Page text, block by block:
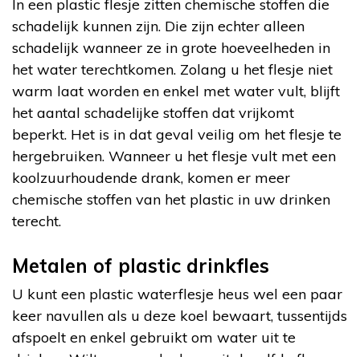
In een plastic flesje zitten chemische stoffen die
schadelijk kunnen zijn. Die zijn echter alleen
schadelijk wanneer ze in grote hoeveelheden in
het water terechtkomen. Zolang u het flesje niet
warm laat worden en enkel met water vult, blijft
het aantal schadelijke stoffen dat vrijkomt
beperkt. Het is in dat geval veilig om het flesje te
hergebruiken. Wanneer u het flesje vult met een
koolzuurhoudende drank, komen er meer
chemische stoffen van het plastic in uw drinken
terecht.
Metalen of plastic drinkfles
U kunt een plastic waterflesje heus wel een paar
keer navullen als u deze koel bewaart, tussentijds
afspoelt en enkel gebruikt om water uit te